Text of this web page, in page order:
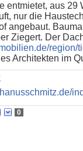
entmietet, aus
nur die
angebaut.
Ziegert. Der
region/
Architekten im
0